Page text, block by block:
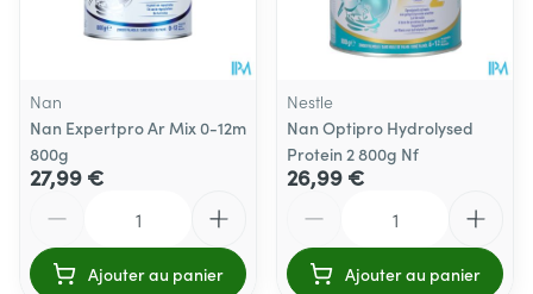
Nan
Nan Expertpro Ar Mix 0-12m
800g
27,99 €
Ajouter au panier
Nestle
Nan Optipro Hydrolysed
Protein 2 800g Nf
26,99 €
Ajouter au panier